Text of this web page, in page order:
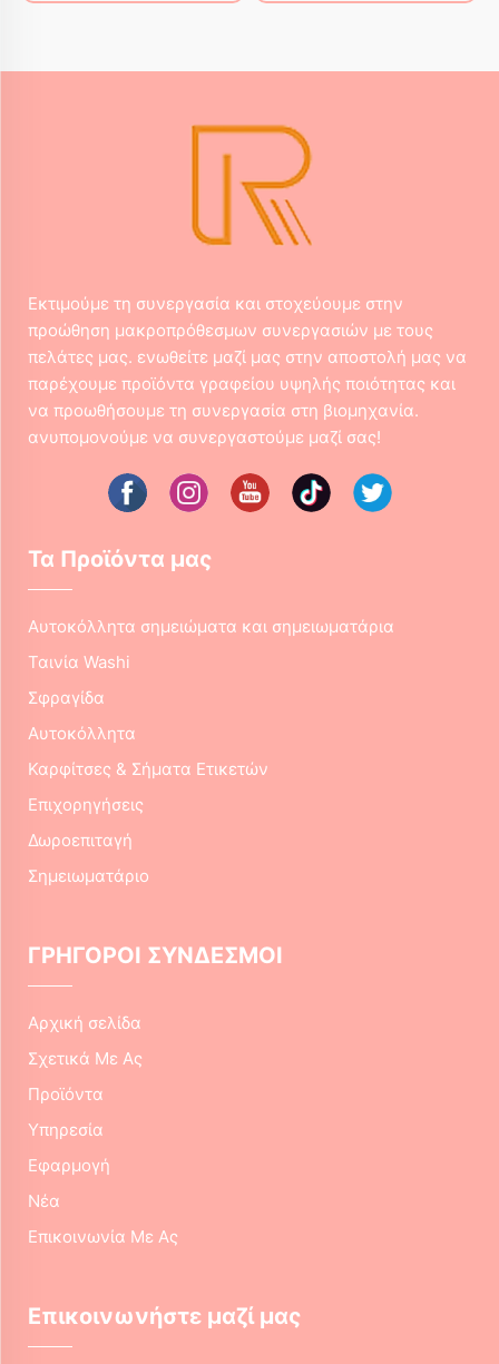
Εκτιμούμε τη συνεργασία και στοχεύουμε στην
προώθηση μακροπρόθεσμων συνεργασιών με τους
πελάτες μας. ενωθείτε μαζί μας στην αποστολή μας να
παρέχουμε προϊόντα γραφείου υψηλής ποιότητας και
να προωθήσουμε τη συνεργασία στη βιομηχανία.
ανυπομονούμε να συνεργαστούμε μαζί σας!
Τα Προϊόντα μας
Αυτοκόλλητα σημειώματα και σημειωματάρια
Ταινία Washi
Σφραγίδα
Αυτοκόλλητα
Καρφίτσες & Σήματα Ετικετών
Επιχορηγήσεις
Δωροεπιταγή
Σημειωματάριο
ΓΡΗΓΟΡΟΙ ΣΥΝΔΕΣΜΟΙ
Αρχική σελίδα
Σχετικά Με Ας
Προϊόντα
Υπηρεσία
Εφαρμογή
Νέα
Επικοινωνία Με Ας
Επικοινωνήστε μαζί μας